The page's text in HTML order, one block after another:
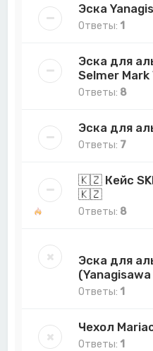
Эска
Ответы: 1
Эска для
Selmer
Ответы: 8
Эска для
Ответы: 7
🇰🇿 Кейс
🇰🇿
Ответы: 8
Эска для
Ответы: 1
Чехол
Ответы: 1